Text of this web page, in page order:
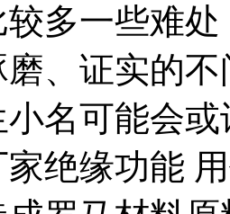
多一些难
、证实的
名可能会
绝缘功能